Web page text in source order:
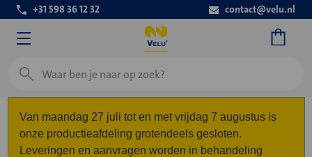
+31 598 36 12 32 contact@velu.nl
Zoeken
Van maandag 27 juli tot en met vrijdag 7 augustus is
onze productieafdeling grotendeels gesloten.
Leveringen en aanvragen worden in behandeling